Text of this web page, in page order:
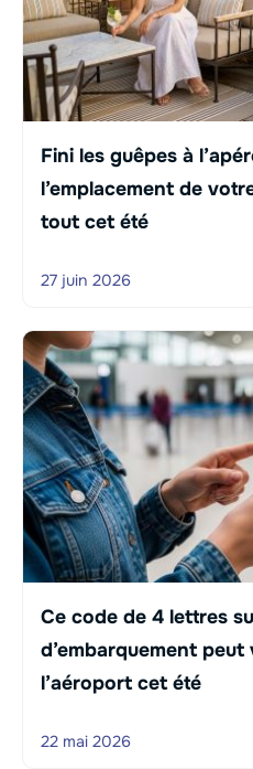
Fini les guêpes à
l’emplacement de
tout cet été
27 juin 2026
Ce code de 4 lettres
d’embarquement peut
l’aéroport cet été
22 mai 2026